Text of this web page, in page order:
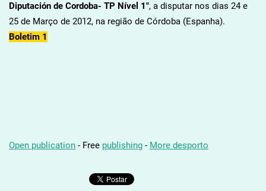
Diputación de Cordoba- TP Nível 1", a disputar nos dias 24 e
25 de Março de 2012, na região de Córdoba (Espanha).
Boletim 1
Open publication- Free publishing- More desporto